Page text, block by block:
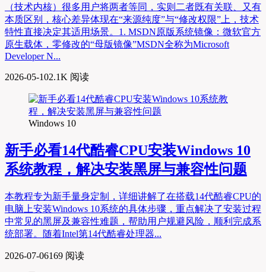
（技术内核）很多用户将两者等同，实则二者既有关联、又有
本质区别，核心差异体现在“来源纯度”与“修改权限”上，技术
特性直接决定其适用场景。1. MSDN原版系统镜像：微软官方
原生载体，零修改的“母版镜像”MSDN全称为Microsoft
Developer N...
2026-05-102.1K 阅读
Windows 10
新手必看14代酷睿CPU安装Windows 10
系统教程，解决安装黑屏与兼容性问题
本教程专为新手量身定制，详细讲解了在搭载14代酷睿CPU的
电脑上安装Windows 10系统的具体步骤，重点解决了安装过程
中常见的黑屏及兼容性难题，帮助用户规避风险，顺利完成系
统部署。随着Intel第14代酷睿处理器...
2026-07-06169 阅读